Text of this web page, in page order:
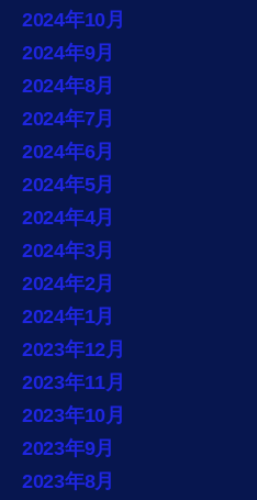
2024年10月
2024年9月
2024年8月
2024年7月
2024年6月
2024年5月
2024年4月
2024年3月
2024年2月
2024年1月
2023年12月
2023年11月
2023年10月
2023年9月
2023年8月